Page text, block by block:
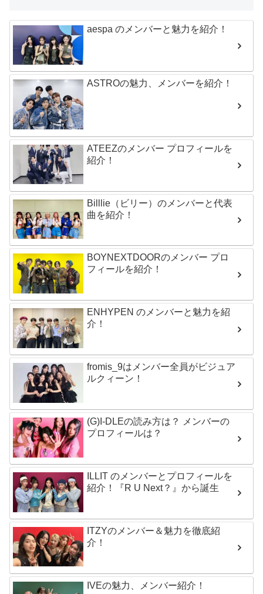
aespa のメンバーと魅力を紹介！
ASTROの魅力、メンバーを紹介！
ATEEZのメンバー プロフィールを
紹介！
Billlie（ビリー）のメンバーと代表
曲を紹介！
BOYNEXTDOORのメンバー プロ
フィールを紹介！
ENHYPEN のメンバーと魅力を紹
介！
fromis_9はメンバー全員がビジュア
ルクィーン！
(G)I-DLEの読み方は？ メンバーの
プロフィールは？
ILLIT のメンバーとプロフィールを
紹介！『R U Next？』から誕生
ITZYのメンバー＆魅力を徹底紹
介！
IVEの魅力、メンバー紹介！